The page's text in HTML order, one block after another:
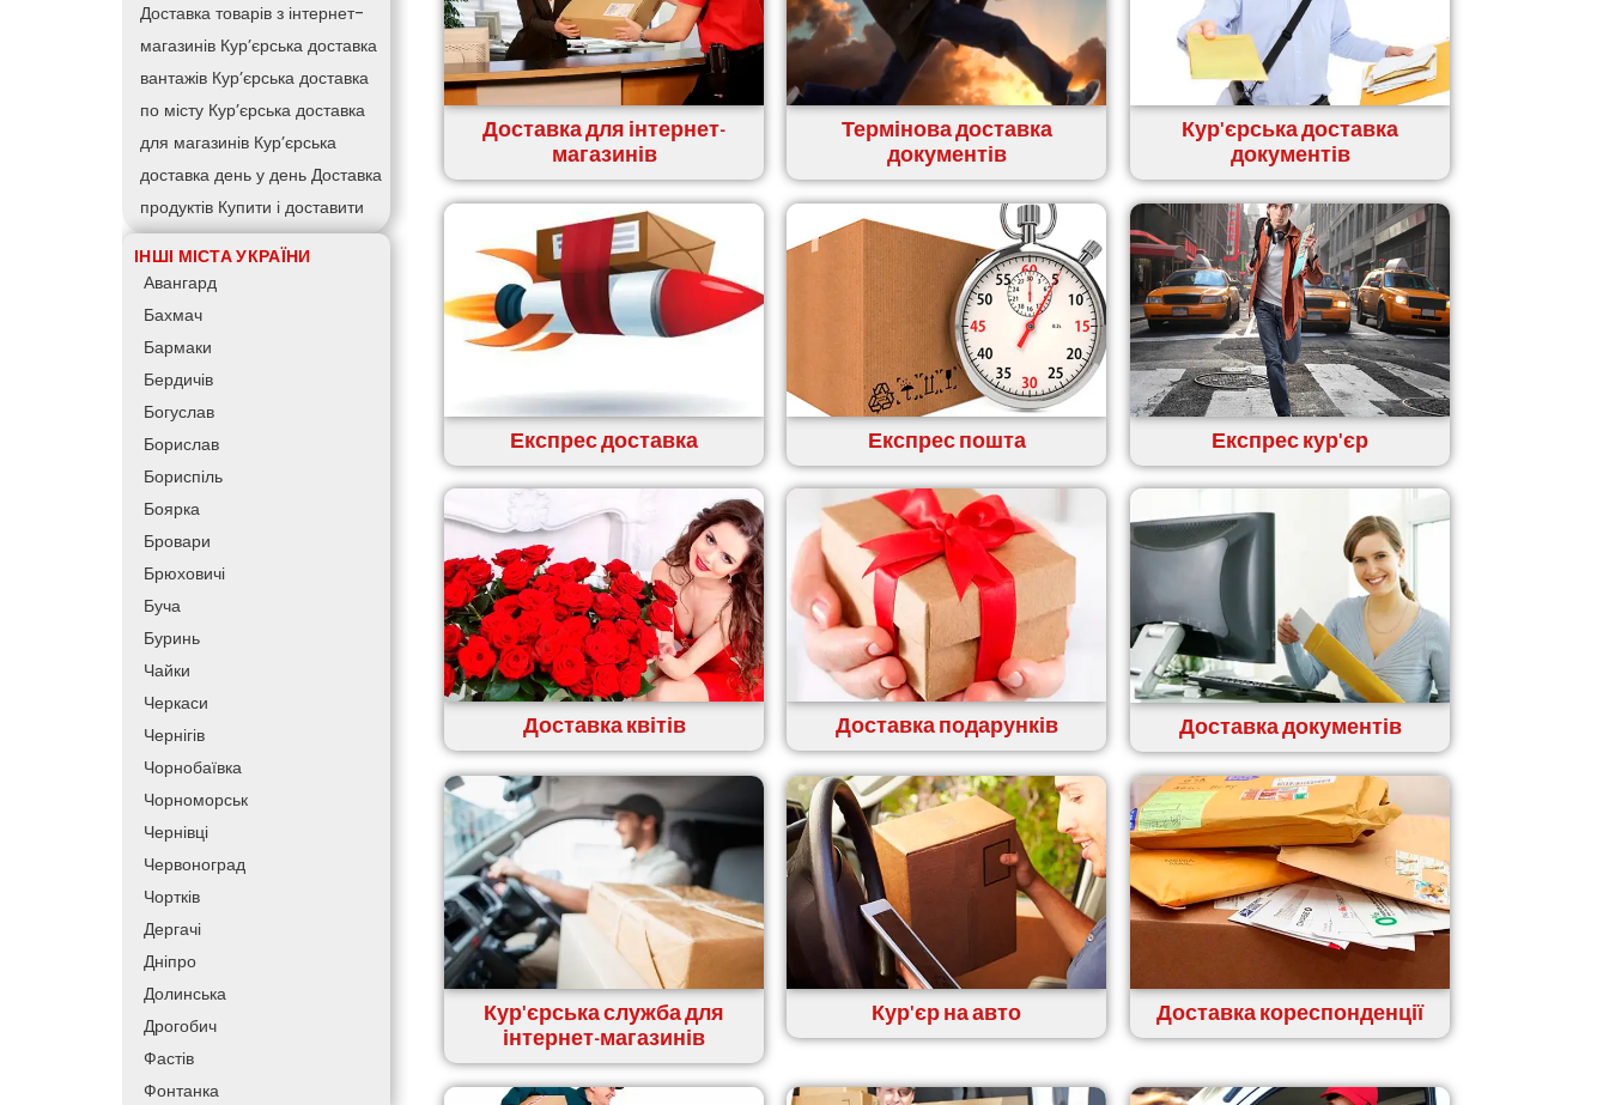
Доставка товарів з інтернет-
магазинів Кур’єрська доставка
вантажів Кур’єрська доставка
по місту Кур’єрська доставка
для магазинів Кур’єрська
доставка день у день Доставка
продуктів Купити і доставити
Зворотна доставка Швидка
кур’єрська доставка
за 60 хвилин
клієнту
АТБ доставка
Варус доставка
ІНШІ МІСТА УКРАЇНИ
Авангард
Бахмач
Бармаки
Бердичів
Богуслав
Борислав
Бориспіль
Боярка
Бровари
Брюховичі
Буча
Буринь
Чайки
Черкаси
Чернігів
Чорнобаївка
Чорноморськ
Чернівці
Червоноград
Чортків
Дергачі
Дніпро
Долинська
Дрогобич
Фастів
Фонтанка
Доставка для інтернет-
магазинів
Термінова доставка
документів
Кур'єрська доставка
документів
Експрес доставка Експрес пошта Експрес кур'єр
Доставка квітів Доставка подарунків Доставка документів
Кур'єрська служба для
інтернет-магазинів
Кур'єр на авто Доставка кореспонденції